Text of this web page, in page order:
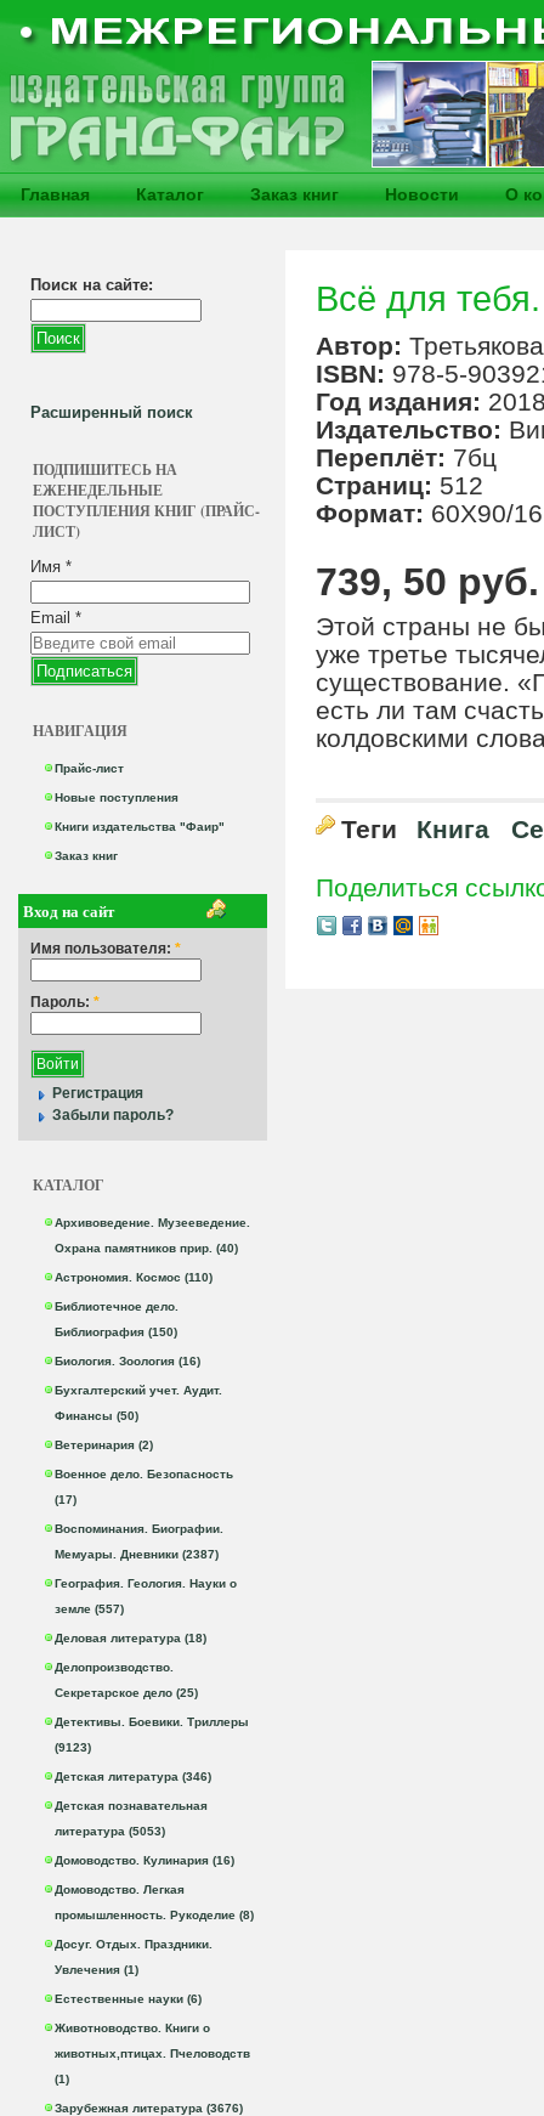
Главная Каталог Заказ книг Новости О
Поиск на сайте:
Расширенный поиск
ПОДПИШИТЕСЬ НА
ЕЖЕНЕДЕЛЬНЫЕ
ПОСТУПЛЕНИЯ КНИГ (ПРАЙС-
ЛИСТ)
Имя *
Email *
НАВИГАЦИЯ
Прайс-лист
Новые поступления
Книги издательства "Фаир"
Заказ книг
Вход на сайт
Имя пользователя: *
Пароль: *
Регистрация
Забыли пароль?
КАТАЛОГ
Архивоведение. Музееведение.
Охрана памятников прир. (40)
Астрономия. Космос (110)
Библиотечное дело.
Библиография (150)
Биология. Зоология (16)
Бухгалтерский учет. Аудит.
Финансы (50)
Ветеринария (2)
Военное дело. Безопасность
(17)
Воспоминания. Биографии.
Мемуары. Дневники (2387)
География. Геология. Науки о
земле (557)
Деловая литература (18)
Делопроизводство.
Секретарское дело (25)
Детективы. Боевики. Триллеры
(9123)
Детская литература (346)
Детская познавательная
литература (5053)
Домоводство. Кулинария (16)
Домоводство. Легкая
промышленность. Рукоделие (8)
Досуг. Отдых. Праздники.
Увлечения (1)
Естественные науки (6)
Животноводство. Книги о
животных,птицах. Пчеловодств
(1)
Зарубежная литература (3676)
Всё для
Автор:
ISBN: 978-5-
Год издания:
Издательство:
Переплёт: 7бц
Страниц: 512
Формат: 60Х90/16
739, 50 руб.
Этой страны не
уже третье
существование.
есть ли там
колдовскими
Теги Книга
Поделиться